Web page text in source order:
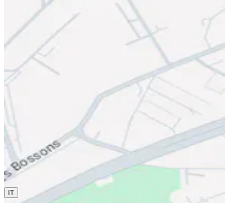
0800 00 48 48
La lingua corrente è italiano. Se vuoi cambiarla, scegline
un'altra da questo menu.
IT